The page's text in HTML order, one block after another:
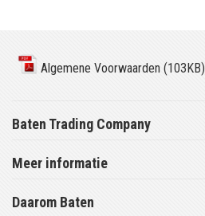
Algemene Voorwaarden (103KB)
Baten Trading Company
Meer informatie
Daarom Baten